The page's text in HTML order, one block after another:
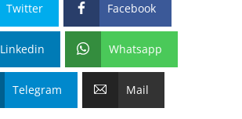
Twitter Facebook
Linkedin Whatsapp
Telegram Mail